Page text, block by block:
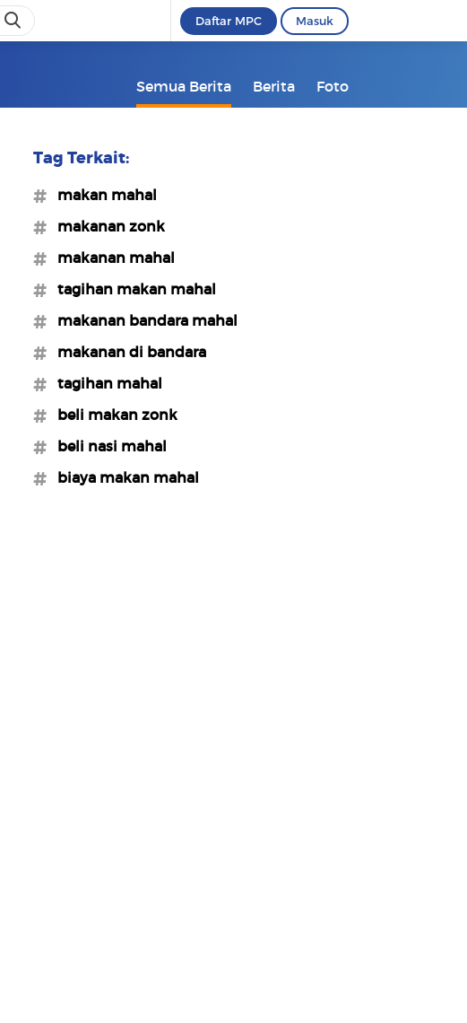
Daftar MPC Masuk
Semua Berita Berita Foto
Tag Terkait:
#makan mahal
#makanan zonk
#makanan mahal
#tagihan makan mahal
#makanan bandara mahal
#makanan di bandara
#tagihan mahal
#beli makan zonk
#beli nasi mahal
#biaya makan mahal